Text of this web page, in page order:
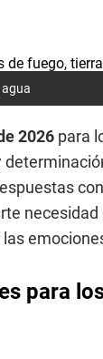
2026 para
para